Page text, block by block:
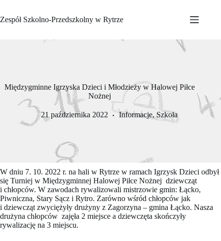
treści
Zespół Szkolno-Przedszkolny w Rytrze
Międzygminne Igrzyska Dzieci i Młodzieży w Halowej Piłce
Nożnej
21 października 2022 Informacje, Szkoła
W dniu 7. 10. 2022 r. na hali w Rytrze w ramach Igrzysk Dzieci odbył
się Turniej w Międzygminnej Halowej Piłce Nożnej dziewcząt
i chłopców. W zawodach rywalizowali mistrzowie gmin: Łącko,
Piwniczna, Stary Sącz i Rytro. Zarówno wśród chłopców jak
i dziewcząt zwyciężyły drużyny z Zagorzyna – gmina Łącko. Nasza
drużyna chłopców zajęła 2 miejsce a dziewczęta skończyły
rywalizację na 3 miejscu.